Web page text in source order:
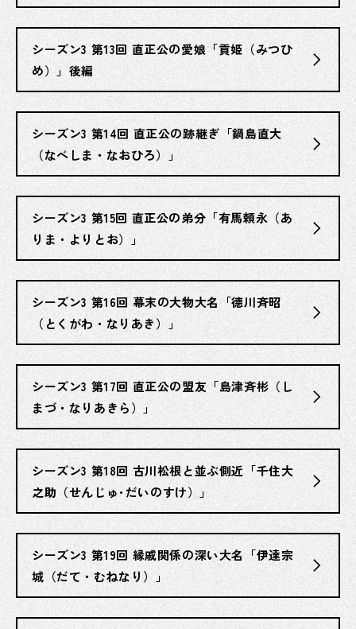
シーズン3 第13回 直正公の愛娘「貢姫（みつひ
め）」後編
シーズン3 第14回 直正公の跡継ぎ「鍋島直大
（なべしま・なおひろ）」
シーズン3 第15回 直正公の弟分「有馬頼永（あ
りま・よりとお）」
シーズン3 第16回 幕末の大物大名「德川斉昭
（とくがわ・なりあき）」
シーズン3 第17回 直正公の盟友「島津斉彬（し
まづ・なりあきら）」
シーズン3 第18回 古川松根と並ぶ側近「千住大
之助（せんじゅ･だいのすけ）」
シーズン3 第19回 縁戚関係の深い大名「伊達宗
城（だて・むねなり）」